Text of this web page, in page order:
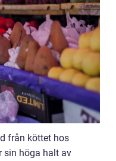
från köttet hos
sin höga halt av